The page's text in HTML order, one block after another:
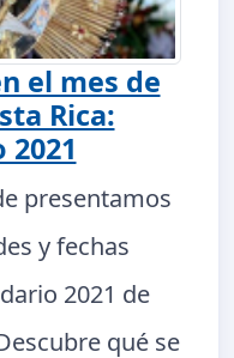
el mes de
Rica:
presentamos
y fechas
2021 de
qué se